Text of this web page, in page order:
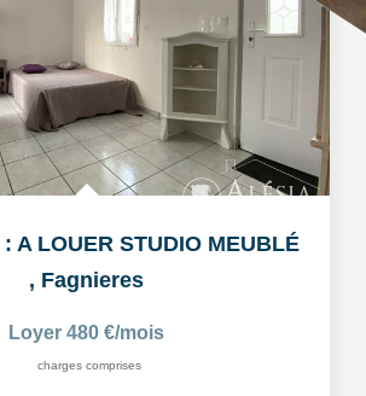
A LOUER STUDIO MEUBLÉ
, Fagnieres
Loyer 480 €/mois
charges comprises